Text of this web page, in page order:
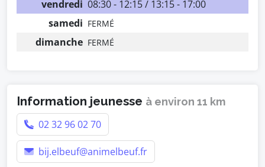
vendredi 08:30 - 12:15 / 13:15 - 17:00
samedi FERMÉ
dimanche FERMÉ
Information jeunesse à environ 11 km
02 32 96 02 70
bij.elbeuf@animelbeuf.fr